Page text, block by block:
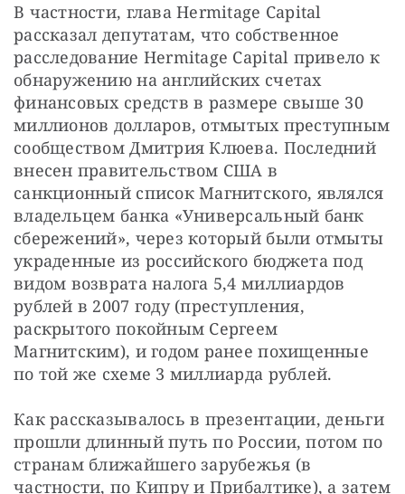
В частности, глава Hermitage Capital
рассказал депутатам, что собственное
расследование Hermitage Capital привело к
обнаружению на английских счетах
финансовых средств в размере свыше 30
миллионов долларов, отмытых преступным
сообществом Дмитрия Клюева. Последний
внесен правительством США в
санкционный список Магнитского, являлся
владельцем банка «Универсальный банк
сбережений», через который были отмыты
украденные из российского бюджета под
видом возврата налога 5,4 миллиардов
рублей в 2007 году (преступления,
раскрытого покойным Сергеем
Магнитским), и годом ранее похищенные
по той же схеме 3 миллиарда рублей.
Как рассказывалось в презентации, деньги
прошли длинный путь по России, потом по
странам ближайшего зарубежья (в
частности, по Кипру и Прибалтике), а затем